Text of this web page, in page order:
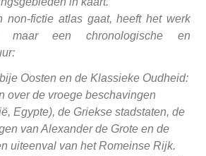
non-fictie atlas gaat, heeft het werk
maar een chronologische en
Oosten en de Klassieke Oudheid:
over de vroege beschavingen
Egypte), de Griekse stadstaten, de
van Alexander de Grote en de
uiteenval van het Romeinse Rijk.